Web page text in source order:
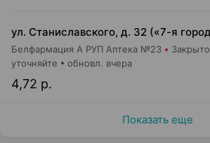
Белфармация А РУП Аптека №23 Закрыто
4,72 р.
уточняйте обновл. вчера
Показать еще